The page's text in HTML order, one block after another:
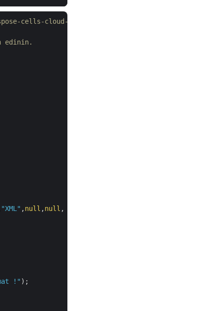
cells-cloud-dotnet adresini ziyaret edin.
edinin.
"XML" ,null ,null , outPath:
!" );